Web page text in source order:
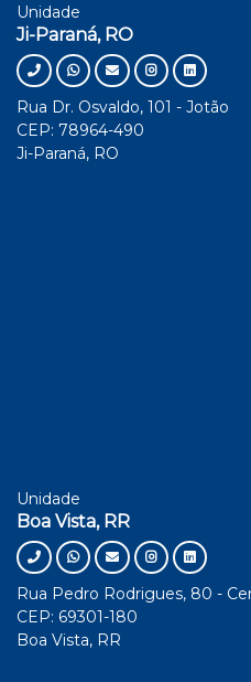
Unidade
Ji-Paraná, RO
Rua Dr. Osvaldo, 101 - Jotão
CEP: 78964-490
Ji-Paraná, RO
Unidade
Boa Vista, RR
Rua Pedro Rodrigues, 80 -
CEP: 69301-180
Boa Vista, RR